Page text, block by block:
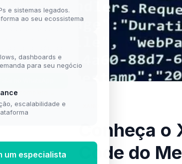
especialista
RM e Fluig,
e soluções do
dia a dia.
perfil completo →
Conheça
Code do
e sistemas legados.
ao seu ecossistema
dashboards e
para seu negócio
escalabilidade e
um especialista